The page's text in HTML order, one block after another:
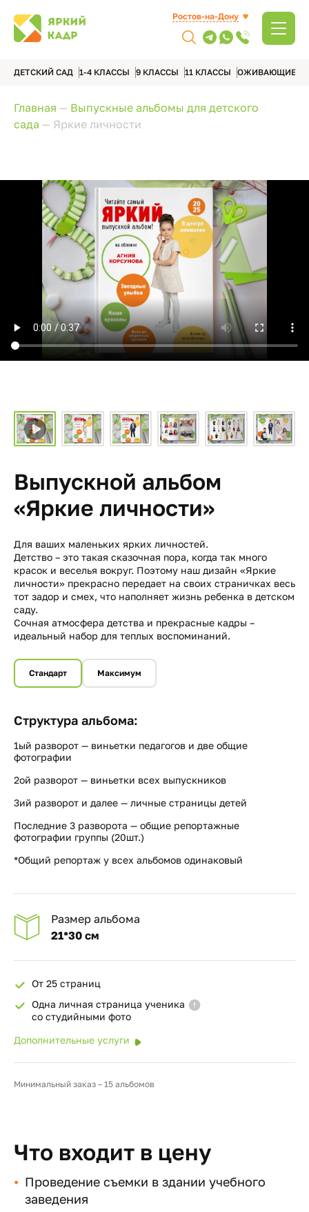
Ростов-на-Дону
ДЕТСКИЙ САД 1-4 КЛАССЫ 9 КЛАССЫ 11 КЛАССЫ ОЖИВАЮЩИЕ
Главная — Выпускные альбомы для детского
сада — Яркие личности
Выпускной альбом
«Яркие личности»
Для ваших маленьких ярких личностей.
Детство – это такая сказочная пора, когда так много
красок и веселья вокруг. Поэтому наш дизайн «Яркие
личности» прекрасно передает на своих страничках весь
тот задор и смех, что наполняет жизнь ребенка в детском
саду.
Сочная атмосфера детства и прекрасные кадры –
идеальный набор для теплых воспоминаний.
Стандарт Максимум
Структура альбома:
1ый разворот — виньетки педагогов и две общие
фотографии
2ой разворот — виньетки всех выпускников
3ий разворот и далее — личные страницы детей
Последние 3 разворота — общие репортажные
фотографии группы (20шт.)
*Общий репортаж у всех альбомов одинаковый
Размер альбома
21*30 см
От 25 страниц
Одна личная страница ученика
со студийными фото
Дополнительные услуги
Минимальный заказ – 15 альбомов
Что входит в цену
Проведение съемки в здании учебного
заведения